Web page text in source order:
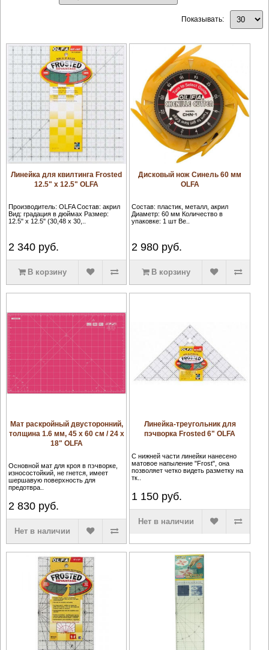
Показывать:
Линейка для квилтинга Frosted
12.5" х 12.5" OLFA
Производитель: OLFA Состав: акрил
Вид: градация в дюймах Размер:
12.5" х 12.5" (30,48 х 30,..
2 340руб.
В корзину
Дисковый нож Синель 60 мм
OLFA
Состав: пластик, металл, акрил
Диаметр: 60 мм Количество в
упаковке: 1 шт Ве..
2 980 руб.
В корзину
Мат раскройный двусторонний,
толщина 1.6 мм, 45 x 60 см / 24 x
18" OLFA
Основной мат для кроя в пэчворке,
износостойкий, не гнется, имеет
шершавую поверхность для
предотвра..
2 830руб.
Нет в наличии
Линейка-треугольник для
пэчворка Frosted 6" OLFA
С нижней части линейки нанесено
матовое напыление "Frost", она
позволяет четко видеть разметку на
тк..
1 150 руб.
Нет в наличии